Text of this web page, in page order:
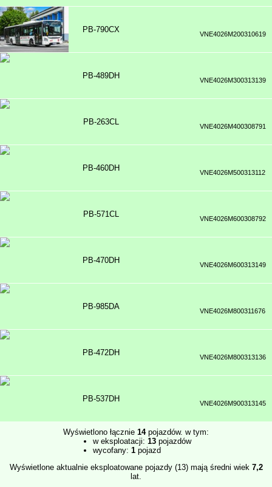
PB-790CX VNE4026M200310619
PB-489DH VNE4026M300313139
PB-263CL VNE4026M400308791
PB-460DH VNE4026M500313112
PB-571CL VNE4026M600308792
PB-470DH VNE4026M600313149
PB-985DA VNE4026M800311676
PB-472DH VNE4026M800313136
PB-537DH VNE4026M900313145
Wyświetlono łącznie 14pojazdów. w tym:
w eksploatacji: 13 pojazdów
wycofany: 1 pojazd
Wyświetlone aktualnie eksploatowane pojazdy (13) mają średni wiek 7,2
lat.